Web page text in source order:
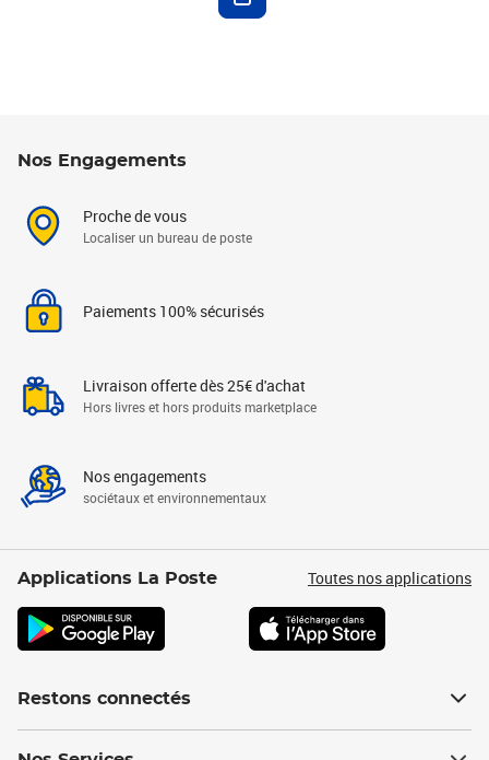
Nos Engagements
Proche de vous
Localiser un bureau de poste
Paiements 100% sécurisés
Livraison offerte dès 25€ d'achat
Hors livres et hors produits marketplace
Nos engagements
sociétaux et environnementaux
Applications La Poste Toutes nos applications
Restons connectés